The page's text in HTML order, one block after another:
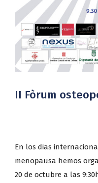
II Fòrum
En los dias
menopausa hemos
20 de octubre a las